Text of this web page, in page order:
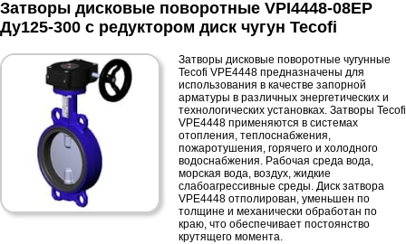
Затворы дисковые поворотные VPI4448-08EP
Ду125-300 с редуктором диск чугун Tecofi
Затворы дисковые поворотные чугунные
Tecofi VPE4448 предназначены для
использования в качестве запорной
арматуры в различных энергетических и
технологических установках. Затворы Tecofi
VPE4448 применяются в системах
отопления, теплоснабжения,
пожаротушения, горячего и холодного
водоснабжения. Рабочая среда вода,
морская вода, воздух, жидкие
слабоагрессивные среды. Диск затвора
VPE4448 отполирован, уменьшен по
толщине и механически обработан по
краю, что обеспечивает постоянство
крутящего момента.